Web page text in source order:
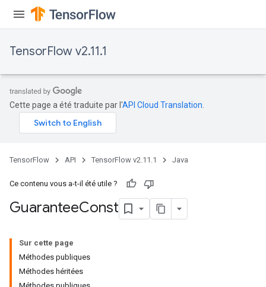
TensorFlow v2.11.1
Cette page a été traduite par l'API Cloud Translation
TensorFlow API TensorFlow v2.11.1 Java
Ce contenu vous a-t-il été utile ?
GuaranteeConst
Sur cette page
Méthodes publiques
Méthodes héritées